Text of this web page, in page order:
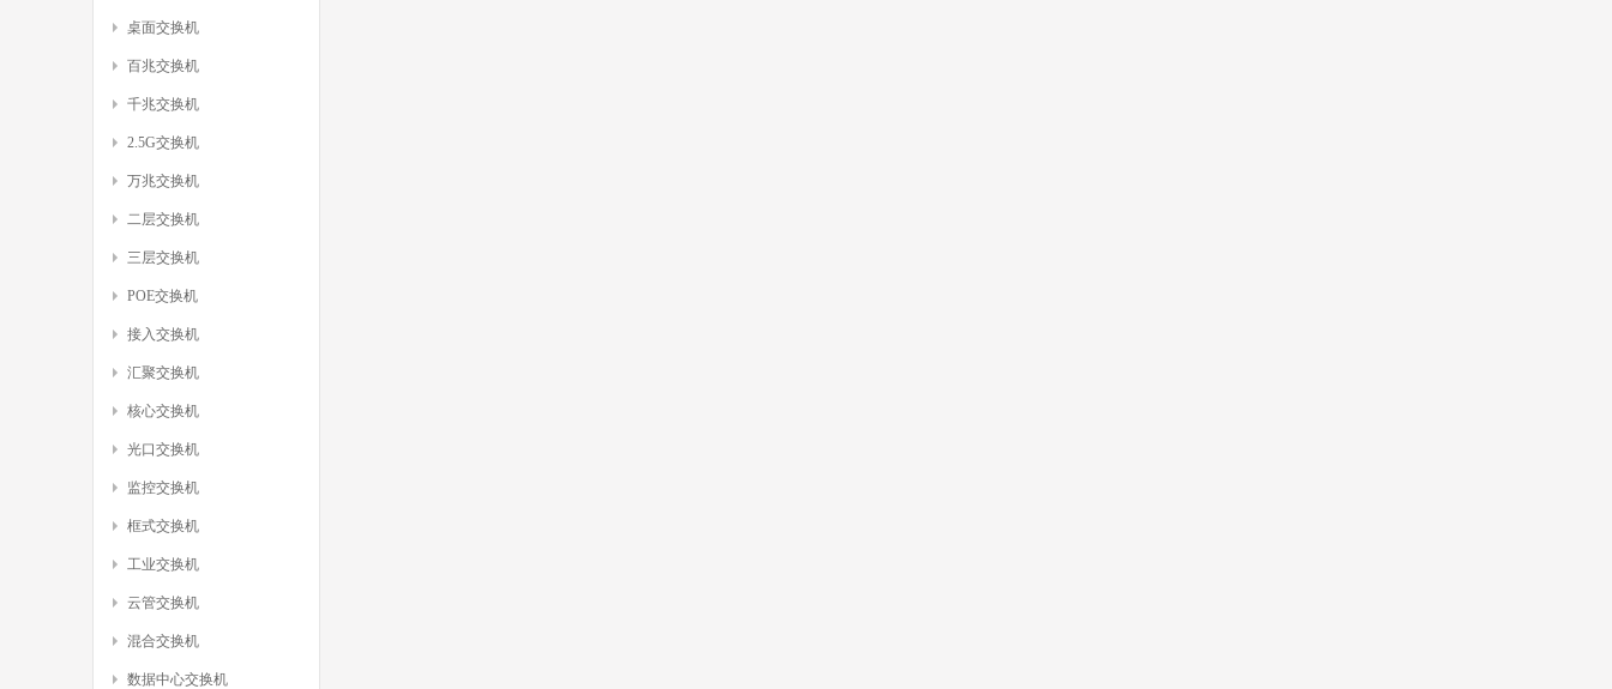
桌面交换机
百兆交换机
千兆交换机
2.5G交换机
万兆交换机
二层交换机
三层交换机
POE交换机
接入交换机
汇聚交换机
核心交换机
光口交换机
监控交换机
框式交换机
工业交换机
云管交换机
混合交换机
数据中心交换机